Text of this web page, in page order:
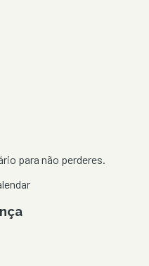
para não perderes.